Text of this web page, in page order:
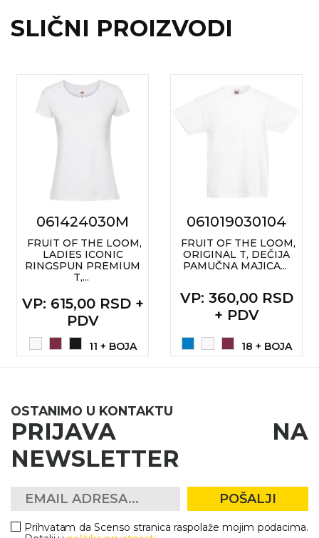
SLIČNI PROIZVODI
061424030M
FRUIT OF THE LOOM,
LADIES ICONIC
RINGSPUN PREMIUM
T,...
VP: 615,00 RSD +
PDV
11 + BOJA
061019030104
FRUIT OF THE LOOM,
ORIGINAL T, DEČIJA
PAMUČNA MAJICA...
VP: 360,00 RSD
+ PDV
18 + BOJA
OSTANIMO U KONTAKTU
PRIJAVA NA
NEWSLETTER
POŠALJI
Prihvatam da Scenso stranica raspolaže mojim podacima.